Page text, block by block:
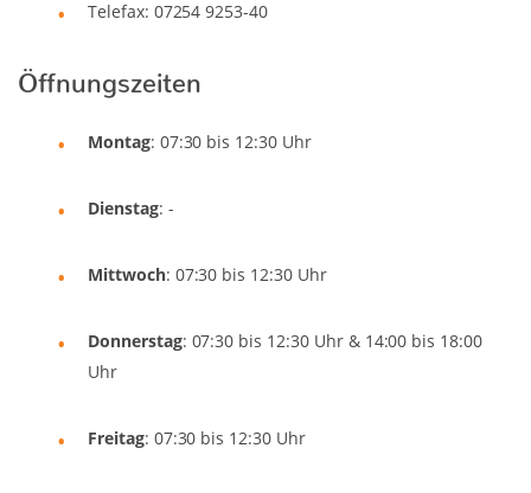
Telefax: 07254 9253-40
Öffnungszeiten
Montag: 07:30 bis 12:30 Uhr
Dienstag: -
Mittwoch: 07:30 bis 12:30 Uhr
Donnerstag: 07:30 bis 12:30 Uhr & 14:00 bis 18:00
Uhr
Freitag: 07:30 bis 12:30 Uhr